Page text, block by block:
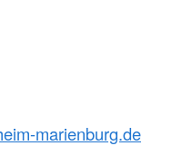
marienburg.de